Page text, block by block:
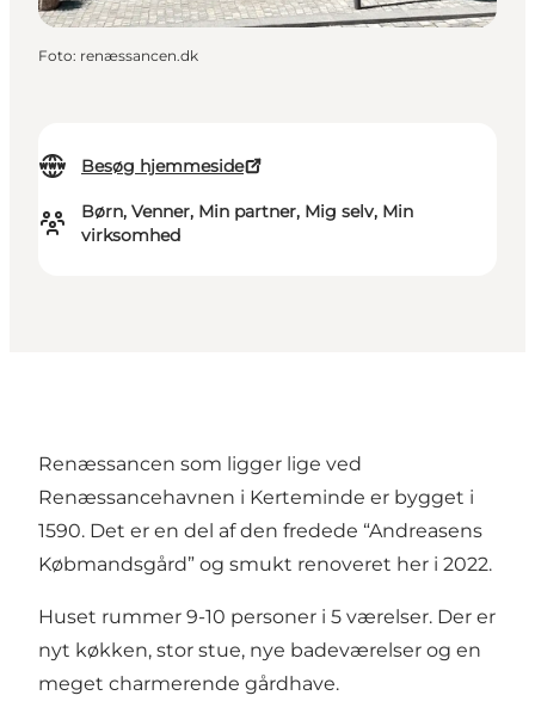
Besøg hjemmeside
Børn, Venner, Min partner, Mig selv, Min
virksomhed
Foto: renæssancen.dk
Renæssancen som ligger lige ved
Renæssancehavnen i Kerteminde er bygget i
1590. Det er en del af den fredede “Andreasens
Købmandsgård” og smukt renoveret her i 2022.
Huset rummer 9-10 personer i 5 værelser. Der er
nyt køkken, stor stue, nye badeværelser og en
meget charmerende gårdhave.